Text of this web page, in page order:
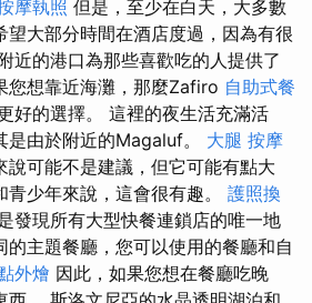
摩執照 但是，至少在白天，大多數
望大部分時間在酒店度過，因為有很
近的港口為那些喜歡吃的人提供了
您想靠近海灘，那麼Zafiro 自助式餐
好的選擇。 這裡的夜生活充滿活
是由於附近的Magaluf。 大腿 按摩
說可能不是建議，但它可能有點大
少年來說，這會很有趣。 護照換
發現所有大型快餐連鎖店的唯一地
的主題餐廳，您可以使用的餐廳和自
外燴 因此，如果您想在餐廳吃晚